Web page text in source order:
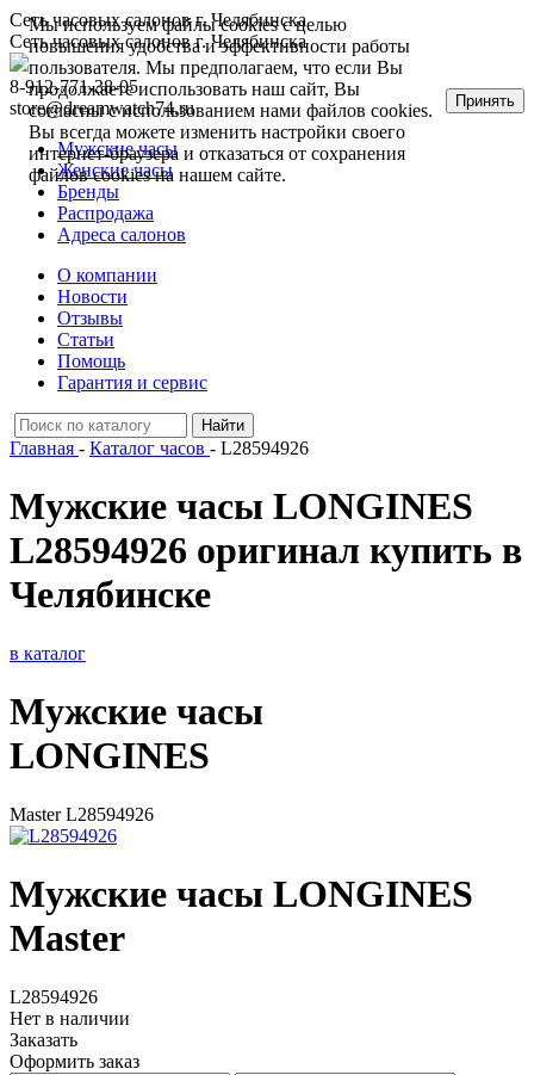
Сеть часовых салонов г. Челябинска
Сеть часовых салонов г. Челябинска
8-912-771-38-05
store@dreamwatch74.ru
Мужские часы
Женские часы
Бренды
Распродажа
Адреса салонов
О компании
Новости
Отзывы
Статьи
Помощь
Гарантия и сервис
Главная - Каталог часов - L28594926
Мужские часы LONGINES
L28594926 оригинал купить в
Челябинске
в каталог
Мужские часы
LONGINES
Master L28594926
Мужские часы LONGINES
Master
L28594926
Нет в наличии
Заказать
Оформить заказ
Мы используем файлы cookies с целью
повышения удобства и эффективности работы
пользователя. Мы предполагаем, что если Вы
продолжаете использовать наш сайт, Вы
согласны с использованием нами файлов cookies.
Вы всегда можете изменить настройки своего
интернет-браузера и отказаться от сохранения
файлов cookies на нашем сайте.
Принять